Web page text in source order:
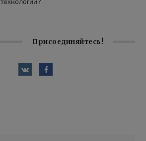
Присоединяйтесь!